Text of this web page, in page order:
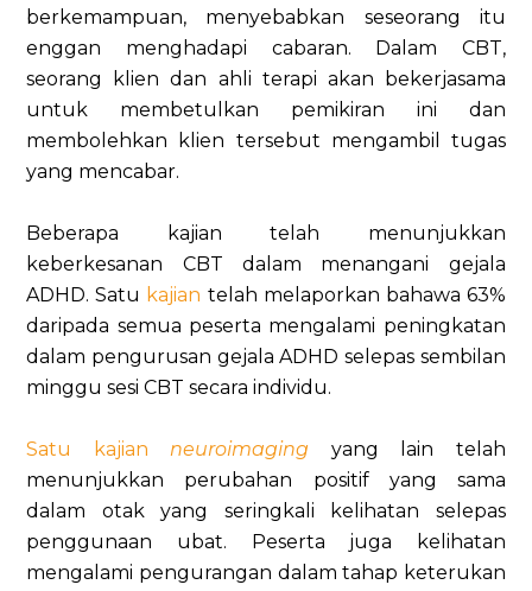
berkemampuan, menyebabkan seseorang itu
enggan menghadapi cabaran. Dalam CBT,
seorang klien dan ahli terapi akan bekerjasama
untuk membetulkan pemikiran ini dan
membolehkan klien tersebut mengambil tugas
yang mencabar.
Beberapa kajian telah menunjukkan
keberkesanan CBT dalam menangani gejala
ADHD. Satu kajian telah melaporkan bahawa 63%
daripada semua peserta mengalami peningkatan
dalam pengurusan gejala ADHD selepas sembilan
minggu sesi CBT secara individu.
Satu kajianneuroimaging yang lain telah
menunjukkan perubahan positif yang sama
dalam otak yang seringkali kelihatan selepas
penggunaan ubat. Peserta juga kelihatan
mengalami pengurangan dalam tahap keterukan